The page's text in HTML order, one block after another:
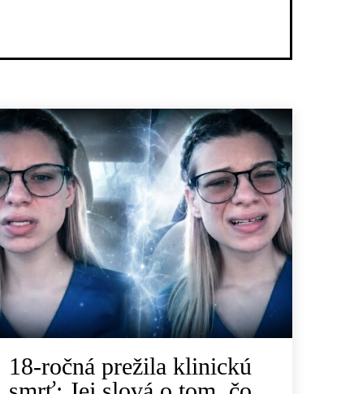
18-ročná prežila klinickú